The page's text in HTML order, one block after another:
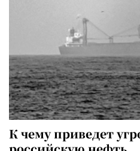
К чему приведет